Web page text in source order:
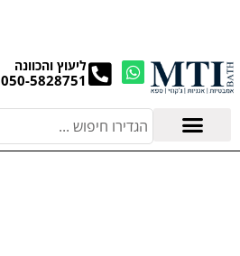
ליעוץ והכוונה
050-5828751